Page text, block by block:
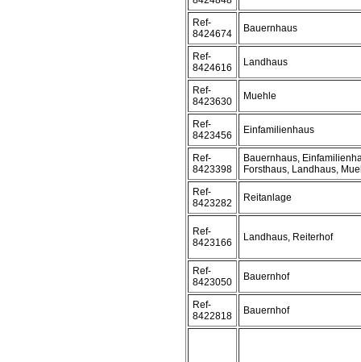
Ref-
8424674
Bauernhaus
Ref-
8424616
Landhaus
Ref-
8423630
Muehle
Ref-
8423456
Einfamilienhaus
Ref-
8423398
Bauernhaus,
Forsthaus, Landhaus,
Ref-
8423282
Reitanlage
Ref-
8423166
Landhaus, Reiterhof
Ref-
8423050
Bauernhof
Ref-
8422818
Bauernhof